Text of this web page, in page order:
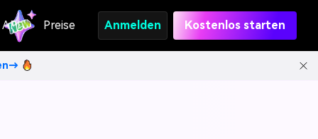
API Preise Anmelden Kostenlos starten